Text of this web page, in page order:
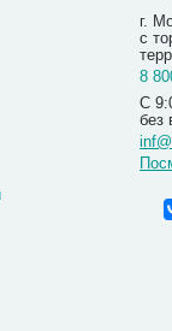
г.
с
8
С
без